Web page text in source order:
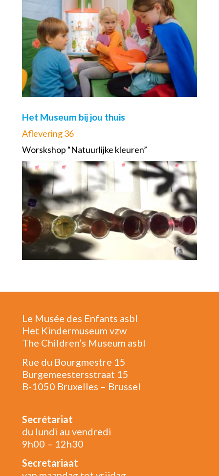
Het Museum bij jou thuis
Aflevering 36
Worskshop “Natuurlijke kleuren”
Le Musée des Enfants asbl
Het Kindermuseum vzw
The Children’s Museum asbl
Rue du Bourgmestre 15
Burgemeestersstraat 15
B-1050 Bruxelles – Brussel
Secrétariat
du lundi au vendredi
9h00 – 12h30
Secretariaat